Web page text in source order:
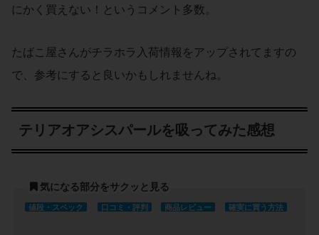
にかく買えない！というコメント多数。
たばこ屋さんがチラホラ入荷情報をアップされてますの
で、参考にすると良いかもしれませんね。
テリアオアシスパールを吸ってみた感想
気になる部分をサクッと見る
値段・スペック 口コミ・評判 商品レビュー 確実に買う方法